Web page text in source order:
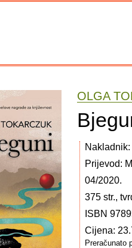
OLGA
Nakladnik:
Prijevod:
04/2020.
375 str.,
ISBN
Cijena:
Preračunato